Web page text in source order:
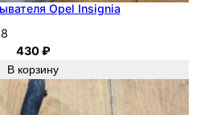
Opel Insignia
430₽
В корзину